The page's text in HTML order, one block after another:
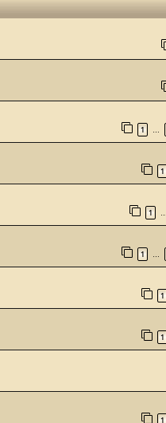
1
1
1
1
1
1
1